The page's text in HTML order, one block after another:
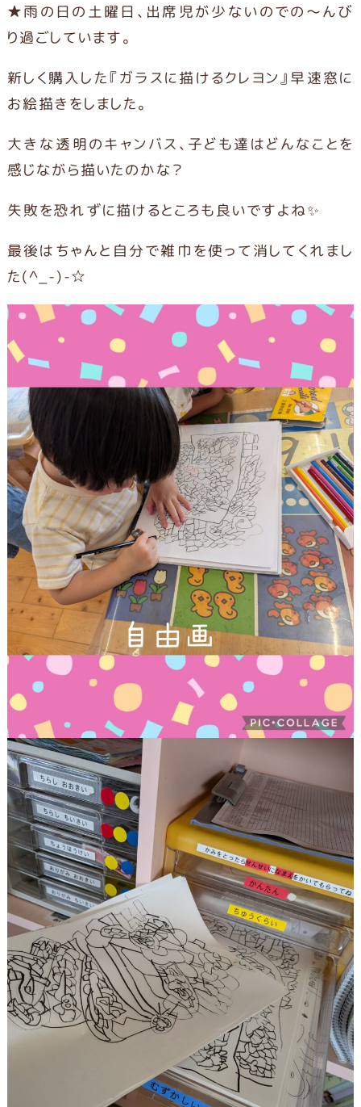
★雨の日の土曜日、出席児が少ないのでの～んび
り過ごしています。
新しく購入した『ガラスに描けるクレヨン』早速窓に
お絵描きをしました。
大きな透明のキャンバス、子ども達はどんなことを
感じながら描いたのかな？
失敗を恐れずに描けるところも良いですよね✨
最後はちゃんと自分で雑巾を使って消してくれまし
た(^_-)-☆